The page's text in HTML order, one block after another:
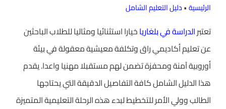
الرئيسية•دليل التعليم الشامل
تعتبرالدراسة في بلغارياخيارا استثنائيا ومثاليا للطلاب الباحثين
عن تعليم أكاديمي راق وتكلفة معيشية معقولة في بيئة
أوروبية آمنة ومحفزة تضمن لهم مستقبلا مهنيا واعدا. يقدم
هذا الدليل الشامل كافة التفاصيل الدقيقة التي يحتاجها
الطالب وولي الأمر للتخطيط لبدء هذه الرحلة التعليمية المتميزة